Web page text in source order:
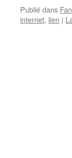
Publié dans
internet, lien |